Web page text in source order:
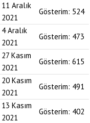
11 Aralık
2021
Gösterim: 524
4 Aralık
2021
Gösterim: 473
27 Kasım
2021
Gösterim: 615
20 Kasım
2021
Gösterim: 491
13 Kasım
2021
Gösterim: 402